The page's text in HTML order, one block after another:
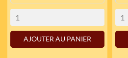
AJOUTER AU PANIER